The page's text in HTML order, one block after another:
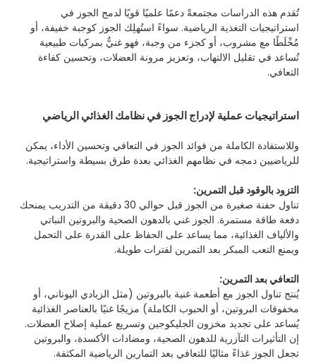
تُقدم هذه الدراسات مجتمعةً دعمًا علميًا قويًا لدمج الجوز في
استراتيجيات التغذية الرياضية. سواءً استُهلِك الجوز كوجبة خفيفة، أو
مُخْلَطًا مع مشروب، أو كجزء من وجبة، فهو غنيٌّ بمركبات طبيعية
تُساعد في تقليل الالتهاب، وتعزيز مرونة العضلات، وتحسين كفاءة
التعافي.
استراتيجيات عملية لإدراج الجوز في نظامك الغذائي الرياضي
وللاستفادة الكاملة من فوائد الجوز في التعافي وتحسين الأداء، يمكن
للرياضيين دمجه في نظامهم الغذائي بعدة طرق بسيطة واستراتيجية.
التزود بالوقود قبل التمرين:
تناول حفنة صغيرة من الجوز قبل حوالي 30 دقيقة من التدريب يمنحك
دفعة طاقة مستمرة. الجوز غني بالدهون الصحية والبروتين النباتي
والألياف الغذائية، مما يساعد على الحفاظ على القدرة على التحمل
ويمنع التعب المبكر بعد التمرين لفترات طويلة.
التعافي بعد التمرين:
يُنتج تناول الجوز مع أطعمة غنية بالبروتين (مثل الزبادي اليوناني، أو
مخفوقات البروتين، أو الحبوب الكاملة) مزيجًا غنيًا بالعناصر الغذائية
يُساعد على تجديد مخزون الجليكوجين وتسريع عملية إصلاح العضلات.
إن التأثيرات التآزرية للدهون الصحية، ومضادات الأكسدة، والبروتين
تجعل الجوز غذاءً مثاليًا للتعافي بعد التمارين الرياضية المكثفة.